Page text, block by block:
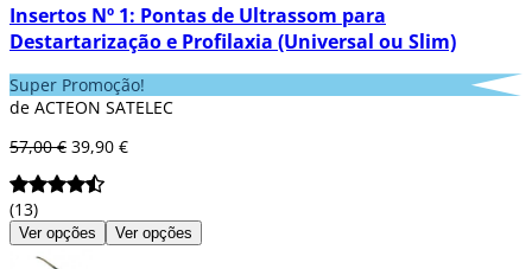
menos traumáticos que reforcem a fidelização
da clínica dental.
linha de
ultrassons para profilaxias dental
dental, equipamentos de cirurgia,
aeropolidores
Insertos Nº 1: Pontas de Ultrassom para
Destartarização e Profilaxia (Universal ou Slim)
Super Promoção!
de ACTEON SATELEC
57,00 € 39,90 €
(13)
Ver opções Ver opções